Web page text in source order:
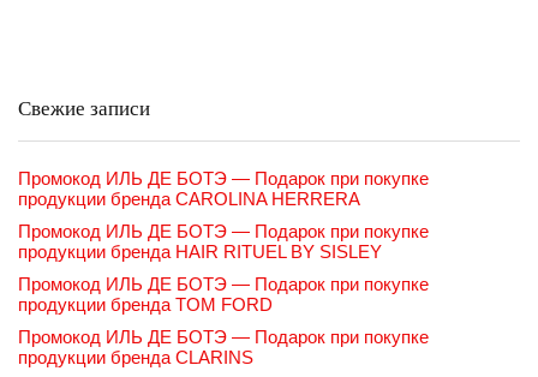
Свежие записи
Промокод ИЛЬ ДЕ БОТЭ — Подарок при покупке
продукции бренда CAROLINA HERRERA
Промокод ИЛЬ ДЕ БОТЭ — Подарок при покупке
продукции бренда HAIR RITUEL BY SISLEY
Промокод ИЛЬ ДЕ БОТЭ — Подарок при покупке
продукции бренда TOM FORD
Промокод ИЛЬ ДЕ БОТЭ — Подарок при покупке
продукции бренда CLARINS